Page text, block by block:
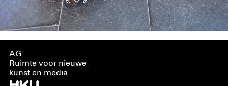
AG
Ruimte voor nieuwe
kunst en media